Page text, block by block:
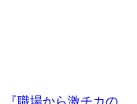
『職場から激チカの